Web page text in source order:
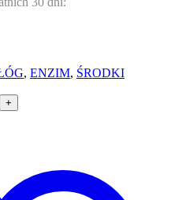
, ENZIM, ŚRODKI
+